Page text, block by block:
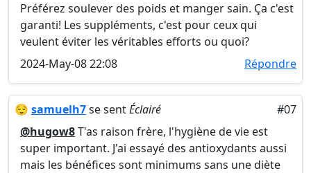
Préférez soulever des poids et manger sain. Ça c'est
garanti! Les suppléments, c'est pour ceux qui
veulent éviter les véritables efforts ou quoi?
2024-May-08 22:08
Répondre
😌 samuelh7se sentÉclairé
#07
@hugow8T'as raison frère, l'hygiène de vie est
super important. J'ai essayé des antioxydants aussi
mais les bénéfices sont minimums sans une diète